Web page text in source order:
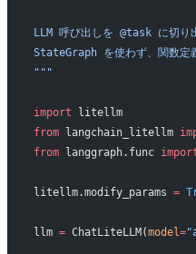
LLM 呼び出しを @task に切
StateGraph を使わず、関数定
"""
import litellm
from langchain_litellm
from langgraph.func
litellm.modify_params =
llm = ChatLiteLLM(model =